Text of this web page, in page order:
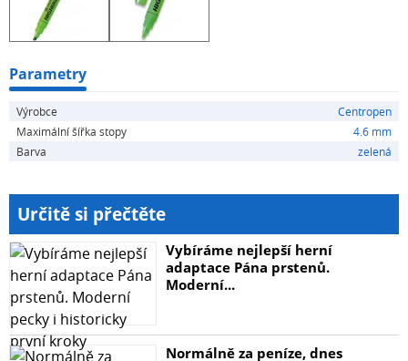
Parametry
Výrobce
Centropen
Maximální šířka stopy
4.6 mm
Barva
zelená
Určitě si přečtěte
Vybíráme nejlepší herní
adaptace Pána prstenů.
Moderní...
Normálně za peníze, dnes